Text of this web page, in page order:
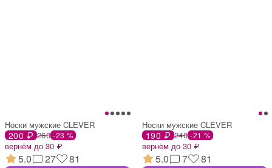
Носки мужские CLEVER
200 ₽ 260 -23 %
вернём до 30 ₽
5.0 27 81
Носки мужские CLEVER
190 ₽ 240 -21 %
вернём до 30 ₽
5.0 7 81